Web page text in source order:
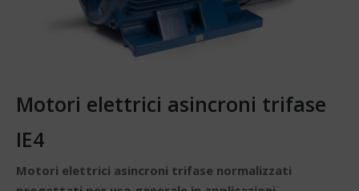
Motori elettrici asincroni trifase
IE4
Motori elettrici asincroni trifase normalizzati